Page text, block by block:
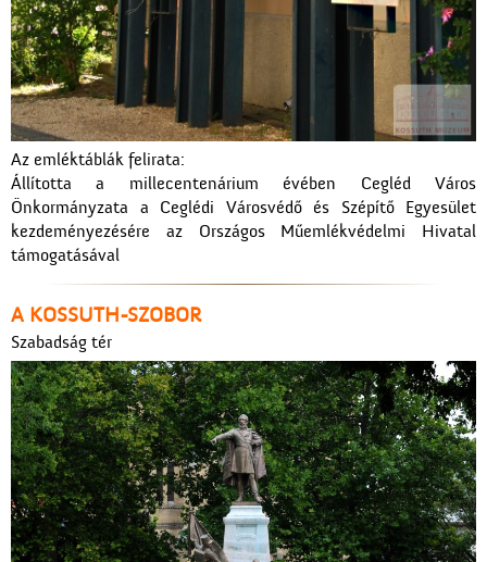
Az emléktáblák felirata:
Állította a millecentenárium évében Cegléd Város
Önkormányzata a Ceglédi Városvédő és Szépítő Egyesület
kezdeményezésére az Országos Műemlékvédelmi Hivatal
támogatásával
A KOSSUTH-SZOBOR
Szabadság tér